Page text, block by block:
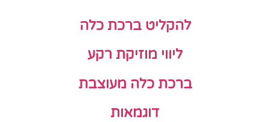
להקליט ברכת כלה
ליווי מוזיקת רקע
ברכת כלה מעוצבת
דוגמאות